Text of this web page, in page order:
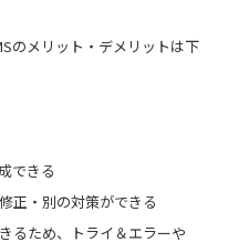
のメリット・デメリットは下
できる
正・別の対策ができる
るため、トライ＆エラーや